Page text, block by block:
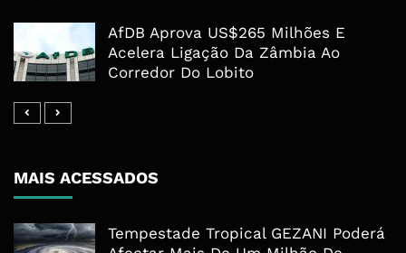
AfDB Aprova US$265 Milhões E
Acelera Ligação Da Zâmbia Ao
Corredor Do Lobito
MAIS ACESSADOS
Tempestade Tropical GEZANI Poderá